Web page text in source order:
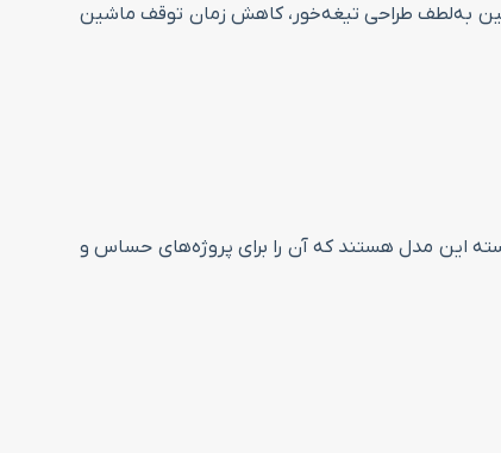
به‌لطف طراحی تیغه‌خور، کاهش زمان توقف ماشین
از مزایای برجسته این مدل هستند که آن را برای پروژه‌های حساس و